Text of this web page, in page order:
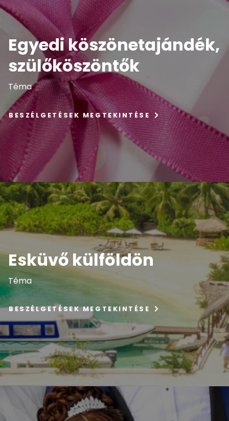
Egyedi köszönetajándék,
szülőköszöntők
Téma
BESZÉLGETÉSEK MEGTEKINTÉSE
Esküvő külföldön
Téma
BESZÉLGETÉSEK MEGTEKINTÉSE